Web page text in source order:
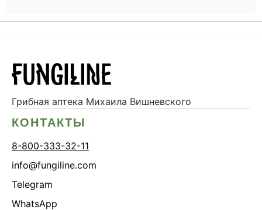
Грибная аптека Михаила Вишневского
КОНТАКТЫ
8-800-333-32-11
info@fungiline.com
Telegram
WhatsApp